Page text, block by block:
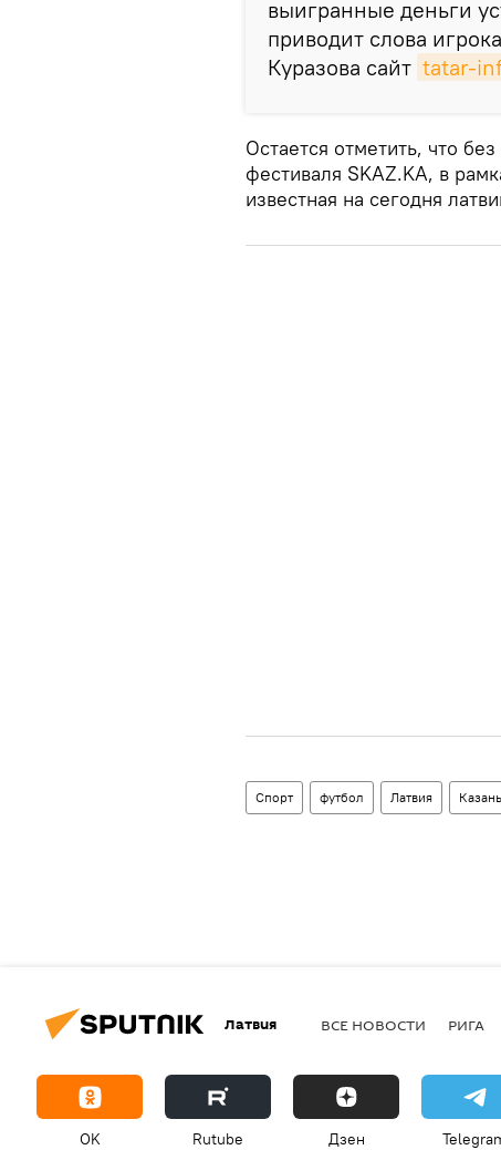
выигранные деньги
приводит слова
Куразова сайт tatar-
Остается отметить, что
фестиваля SKAZ.KA, в
известная на сегодня
Спорт футбол Латвия Казань
Латвия ВСЕ НОВОСТИ РИГА
OK Rutube Дзен